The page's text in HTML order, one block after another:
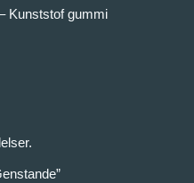
Kunststof gummi